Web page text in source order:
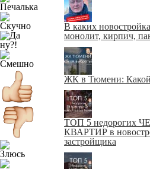
В каких
монолит, кирпич,
ЖК в Тюмени: Какой
ТОП 5
КВАРТИР в
застройщика